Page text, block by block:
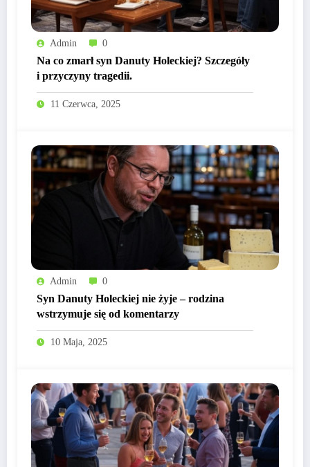
Admin 0
Na co zmarł syn Danuty Holeckiej? Szczegóły
i przyczyny tragedii.
11 Czerwca, 2025
Admin 0
Syn Danuty Holeckiej nie żyje – rodzina
wstrzymuje się od komentarzy
10 Maja, 2025